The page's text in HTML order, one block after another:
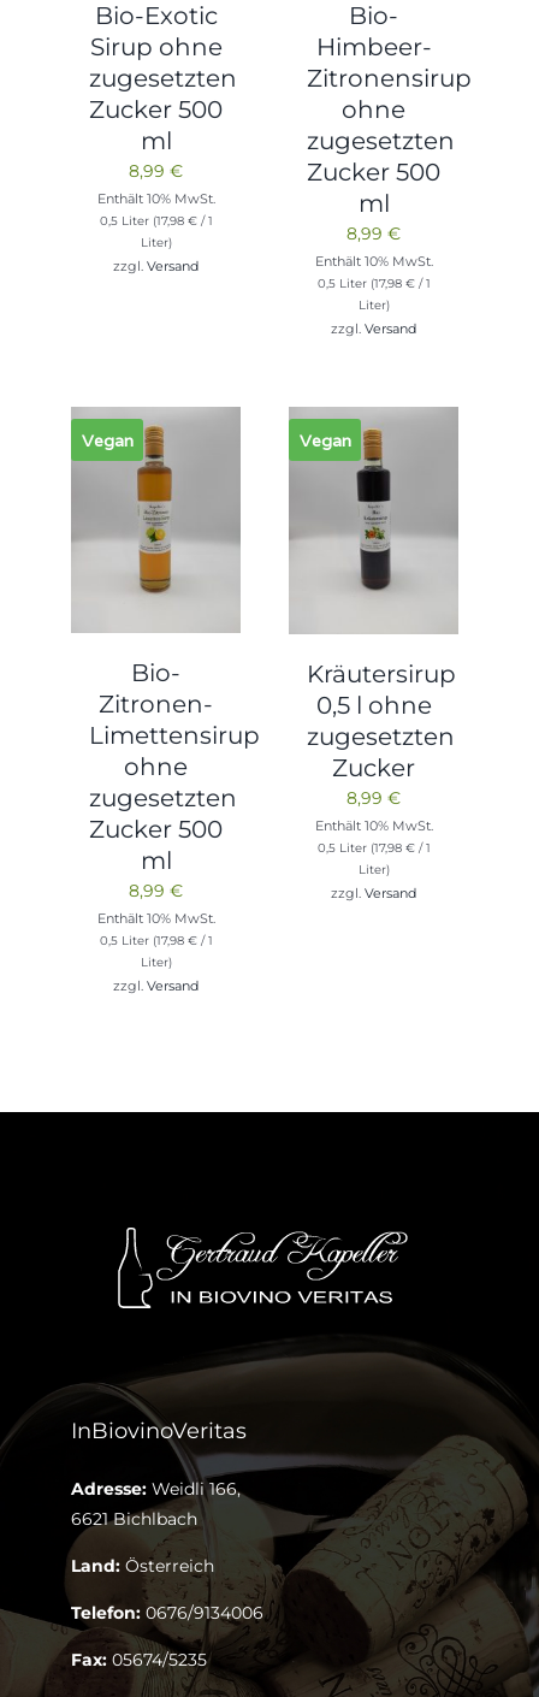
Bio-Exotic
Sirup ohne
zugesetzten
Zucker 500
ml
8,99€
Enthält 10% MwSt.
0,5 Liter (17,98 €/ 1
Liter)
zzgl.Versand
Bio-
Himbeer-
Zitronensirup
ohne
zugesetzten
Zucker 500
ml
8,99€
Enthält 10% MwSt.
0,5 Liter (17,98 €/ 1
Liter)
zzgl.Versand
Vegan
Bio-
Zitronen-
Limettensirup
ohne
zugesetzten
Zucker 500
ml
8,99€
Enthält 10% MwSt.
0,5 Liter (17,98 €/ 1
Liter)
zzgl.Versand
Vegan
Kräutersirup
0,5 l ohne
zugesetzten
Zucker
8,99€
Enthält 10% MwSt.
0,5 Liter (17,98 €/ 1
Liter)
zzgl.Versand
InBiovinoVeritas
Adresse: Weidli 166,
6621 Bichlbach
Land: Österreich
Telefon: 0676/9134006
Fax: 05674/5235